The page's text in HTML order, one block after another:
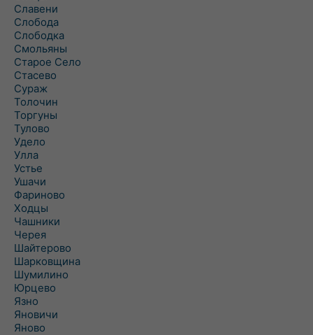
Славени
Слобода
Слободка
Смольяны
Старое Село
Стасево
Сураж
Толочин
Торгуны
Тулово
Удело
Улла
Устье
Ушачи
Фариново
Ходцы
Чашники
Черея
Шайтерово
Шарковщина
Шумилино
Юрцево
Язно
Яновичи
Яново